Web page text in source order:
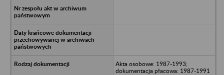
Akta osobowe: 1987-1993;
dokumentacja płacowa: 1987-1991